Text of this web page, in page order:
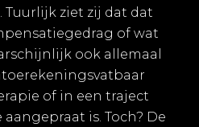
Tuurlijk ziet zij dat dat
of wat
ook allemaal
of in een traject
is. Toch? De